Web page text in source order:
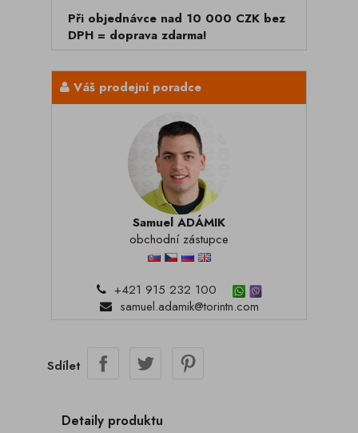
Při objednávce nad 10 000 CZK bez
DPH = doprava zdarma!
Váš prodejní poradce
Samuel ADÁMIK
obchodní zástupce
+421 915 232 100
samuel.adamik@torintn.com
Sdílet
Detaily produktu